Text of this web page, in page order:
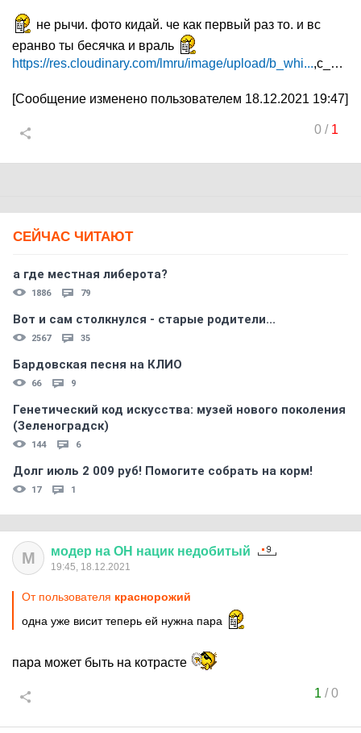
не рычи. фото кидай. че как первый раз то. и вс
еранво ты бесячка и враль
https://res.cloudinary.com/lmru/image/upload/b_whi...,c_pad,d_photoiscoming.png,f_auto,h_2000,q_auto,w_2000/v1/LMCode/82877532_drw_01.jpg
[Сообщение изменено пользователем 18.12.2021 19:47]
0/ 1
СЕЙЧАС ЧИТАЮТ
а где местная либерота?
1886 79
Вот и сам столкнулся - старые родители...
2567 35
Бардовская песня на КЛИО
66 9
Генетический код искусства: музей нового поколения
(Зеленоградск)
144 6
Долг июль 2 009 руб! Помогите собрать на корм!
17 1
М модер на ОН нацик недобитый
19:45, 18.12.2021
От пользователя краснорожий
одна уже висит теперь ей нужна пара
пара может быть на котрасте
1 /0